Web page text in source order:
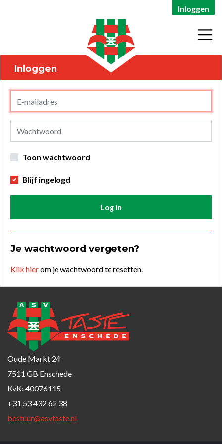
Inloggen
Inloggen
Toon wachtwoord
Blijf ingelogd
Log in
Je wachtwoord vergeten?
Klik hierom je wachtwoord te resetten.
Oude Markt 24
7511 GB Enschede
KvK: 40076115
+31 53 432 62 38
bestuur@asvtaste.nl